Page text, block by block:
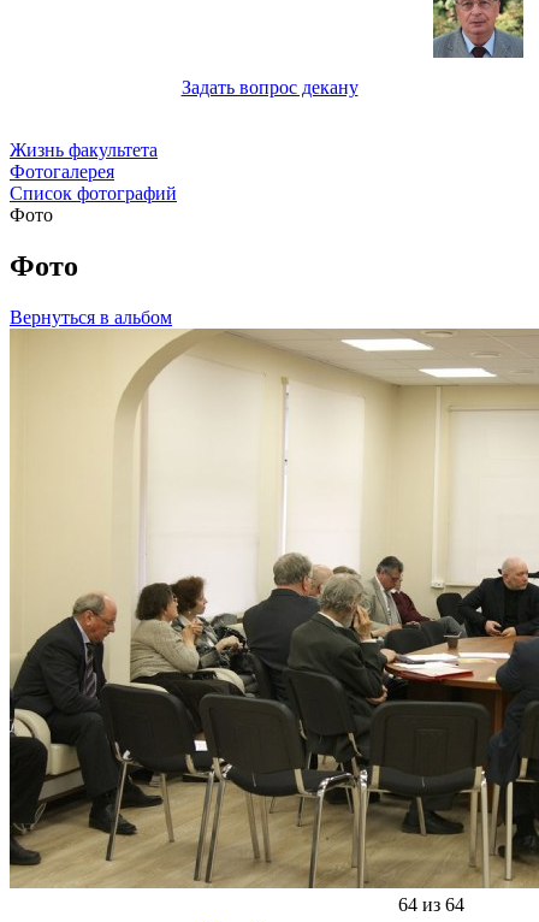
Задать вопрос декану
Жизнь факультета
Фотогалерея
Список фотографий
Фото
Фото
Вернуться в альбом
64 из 64